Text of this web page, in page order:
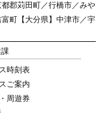
郡苅田町／行橋市／みや
町【大分県】中津市／宇
時刻表
ご案内
周遊券